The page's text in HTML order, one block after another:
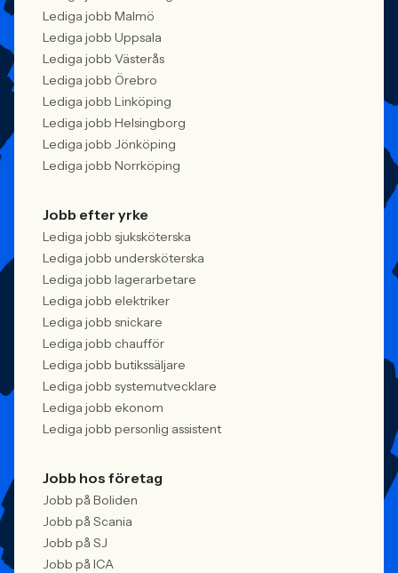
Lediga jobb Malmö
Lediga jobb Uppsala
Lediga jobb Västerås
Lediga jobb Örebro
Lediga jobb Linköping
Lediga jobb Helsingborg
Lediga jobb Jönköping
Lediga jobb Norrköping
Jobb efter yrke
Lediga jobb sjuksköterska
Lediga jobb undersköterska
Lediga jobb lagerarbetare
Lediga jobb elektriker
Lediga jobb snickare
Lediga jobb chaufför
Lediga jobb butikssäljare
Lediga jobb systemutvecklare
Lediga jobb ekonom
Lediga jobb personlig assistent
Jobb hos företag
Jobb på Boliden
Jobb på Scania
Jobb på SJ
Jobb på ICA